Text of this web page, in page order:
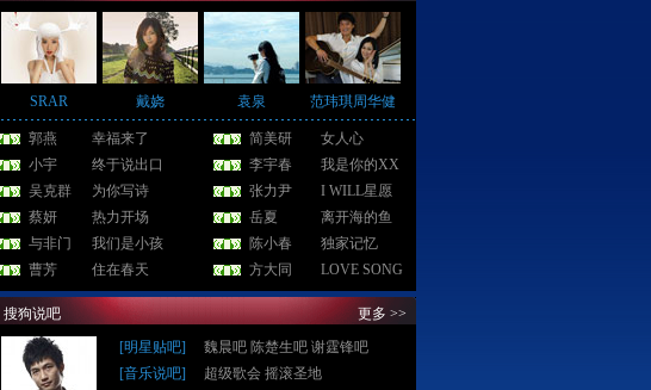
SRAR 戴娆 袁泉 范玮琪周华健
郭燕
幸福来了
小宇
终于说出口
吴克群
为你写诗
蔡妍
热力开场
与非门
我们是小孩
曹芳
住在春天
简美研
女人心
李宇春
我是你的XX
张力尹
I WILL星愿
岳夏
离开海的鱼
陈小春
独家记忆
方大同
LOVE SONG
搜狗说吧 更多 >>
[明星贴吧] 魏晨吧 陈楚生吧 谢霆锋吧
[音乐说吧] 超级歌会 摇滚圣地